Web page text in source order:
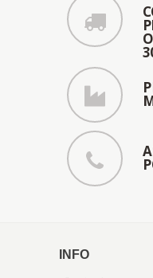
INFO